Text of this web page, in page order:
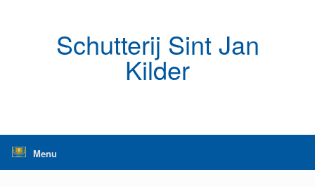
Schutterij Sint Jan
Kilder
Menu